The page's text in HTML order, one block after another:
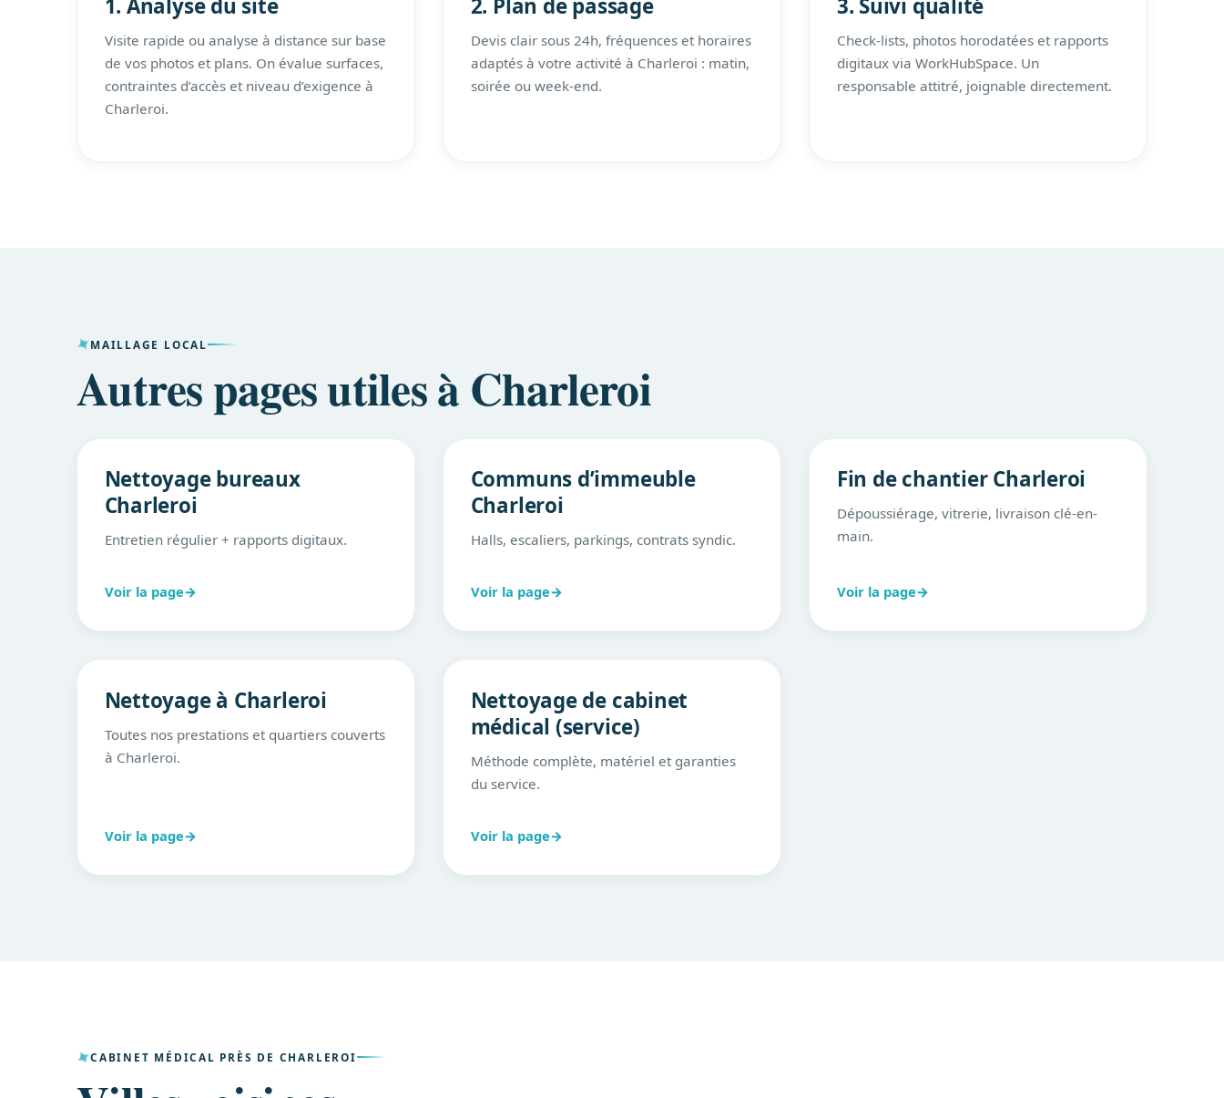
1. Analyse du site
Visite rapide ou analyse à distance sur base
de vos photos et plans. On évalue surfaces,
contraintes d’accès et niveau d’exigence à
Charleroi.
2. Plan de passage
Devis clair sous 24h, fréquences et horaires
adaptés à votre activité à Charleroi : matin,
soirée ou week-end.
3. Suivi qualité
Check-lists, photos horodatées et rapports
digitaux via WorkHubSpace. Un
responsable attitré, joignable directement.
MAILLAGE LOCAL
Autres pages utiles à Charleroi
Nettoyage bureaux
Charleroi
Entretien régulier + rapports digitaux.
Voir la page→
Communs d’immeuble
Charleroi
Halls, escaliers, parkings, contrats syndic.
Voir la page→
Fin de chantier Charleroi
Dépoussiérage, vitrerie, livraison clé-en-
main.
Voir la page→
Nettoyage à Charleroi
Toutes nos prestations et quartiers couverts
à Charleroi.
Voir la page→
Nettoyage de cabinet
médical (service)
Méthode complète, matériel et garanties
du service.
Voir la page→
CABINET MÉDICAL PRÈS DE CHARLEROI